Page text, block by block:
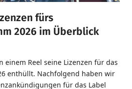
fürs
2026 im Überblick
einem Reel seine Lizenzen für das
enthüllt. Nachfolgend haben wir
für das Label